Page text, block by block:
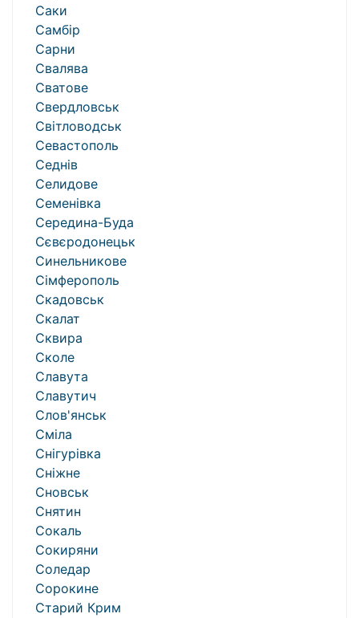
Саки
Самбір
Сарни
Свалява
Сватове
Свердловськ
Світловодськ
Севастополь
Седнів
Селидове
Семенівка
Середина-Буда
Сєвєродонецьк
Синельникове
Сімферополь
Скадовськ
Скалат
Сквира
Сколе
Славута
Славутич
Слов'янськ
Сміла
Снігурівка
Сніжне
Сновськ
Снятин
Сокаль
Сокиряни
Соледар
Сорокине
Старий Крим